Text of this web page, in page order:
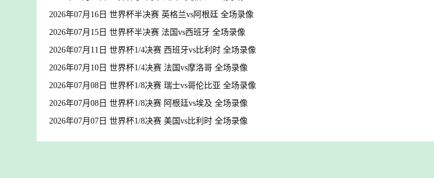
2026年07月16日 世界杯半决赛 英格兰vs阿根廷 全场录像
2026年07月15日 世界杯半决赛 法国vs西班牙 全场录像
2026年07月11日 世界杯1/4决赛 西班牙vs比利时 全场录像
2026年07月10日 世界杯1/4决赛 法国vs摩洛哥 全场录像
2026年07月08日 世界杯1/8决赛 瑞士vs哥伦比亚 全场录像
2026年07月08日 世界杯1/8决赛 阿根廷vs埃及 全场录像
2026年07月07日 世界杯1/8决赛 美国vs比利时 全场录像